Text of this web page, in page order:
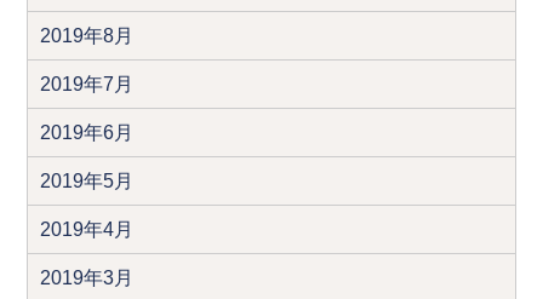
2019年8月
2019年7月
2019年6月
2019年5月
2019年4月
2019年3月